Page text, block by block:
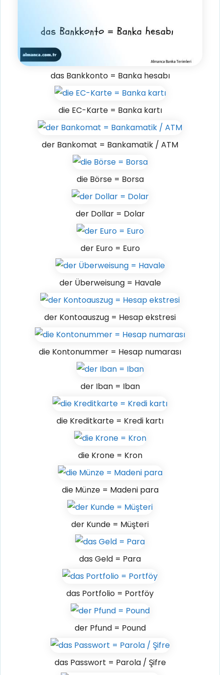
das Bankkonto = Banka hesabı
die EC-Karte = Banka kartı
der Bankomat = Bankamatik / ATM
die Börse = Borsa
der Dollar = Dolar
der Euro = Euro
der Überweisung = Havale
der Kontoauszug = Hesap ekstresi
die Kontonummer = Hesap numarası
der Iban = Iban
die Kreditkarte = Kredi kartı
die Krone = Kron
die Münze = Madeni para
der Kunde = Müşteri
das Geld = Para
das Portfolio = Portföy
der Pfund = Pound
das Passwort = Parola / Şifre